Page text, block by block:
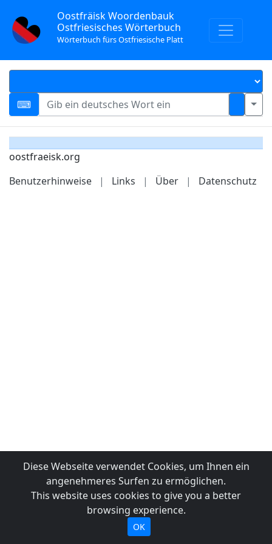
Oostfräisk Woordenbauk
Ostfriesisches Wörterbuch
Wörterbuch fürs Ostfriesische Platt
oostfraeisk.org
Benutzerhinweise
| Links | Über | Datenschutz
Diese Webseite verwendet Cookies, um Ihnen ein
angenehmeres Surfen zu ermöglichen.
This website uses cookies to give you a better
browsing experience.
OK